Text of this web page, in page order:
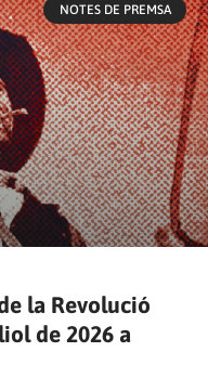
NOTES DE PREMSA
la Revolució
de 2026 a